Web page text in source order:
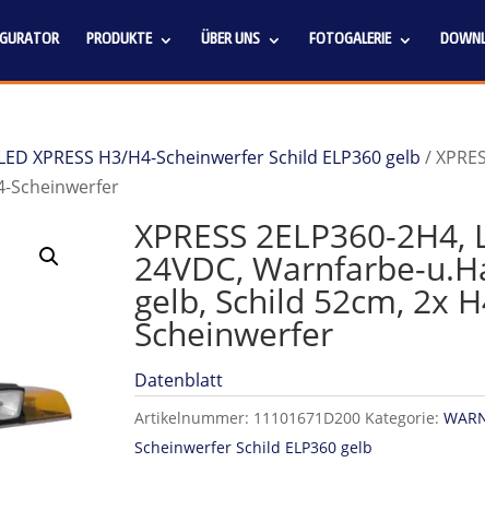
PRODUKTE ÜBER UNS FOTOGALERIE
XPRESS H3/H4-Scheinwerfer Schild ELP360 gelb /
Scheinwerfer
XPRESS 2ELP360-2H4,
24VDC, Warnfarbe-
gelb, Schild 52cm, 2x
Scheinwerfer
Datenblatt
Artikelnummer: 11101671D200 Kategorie:
Scheinwerfer Schild ELP360 gelb